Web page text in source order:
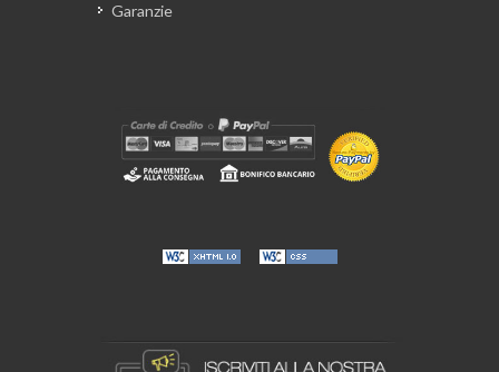
Garanzie